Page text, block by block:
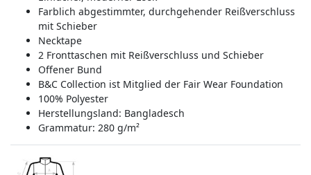
Farblich abgestimmter, durchgehender Reißverschluss
mit Schieber
Necktape
2 Fronttaschen mit Reißverschluss und Schieber
Offener Bund
B&C Collection ist Mitglied der Fair Wear Foundation
100% Polyester
Herstellungsland: Bangladesch
Grammatur: 280 g/m²